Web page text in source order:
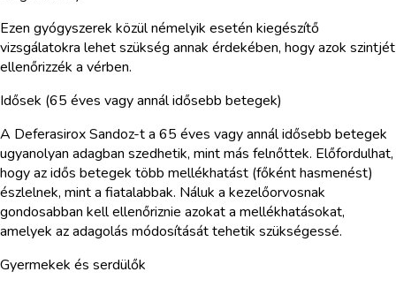
Ezen gyógyszerek közül némelyik esetén kiegészítő
vizsgálatokra lehet szükség annak érdekében, hogy azok szintjét
ellenőrizzék a vérben.
Idősek (65 éves vagy annál idősebb betegek)
A Deferasirox Sandoz-t a 65 éves vagy annál idősebb betegek
ugyanolyan adagban szedhetik, mint más felnőttek. Előfordulhat,
hogy az idős betegek több mellékhatást (főként hasmenést)
észlelnek, mint a fiatalabbak. Náluk a kezelőorvosnak
gondosabban kell ellenőriznie azokat a mellékhatásokat,
amelyek az adagolás módosítását tehetik szükségessé.
Gyermekek és serdülők